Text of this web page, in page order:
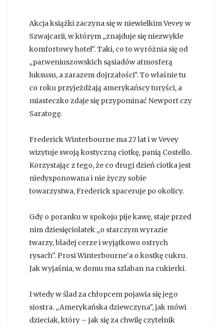
Akcja książki zaczyna się w niewielkim Vevey w
Szwajcarii, w którym „znajduje się niezwykle
komfortowy hotel". Taki, co to wyróżnia się od
„parweniuszowskich sąsiadów atmosferą
luksusu, a zarazem dojrzałości". To właśnie tu
co roku przyjeżdżają amerykańscy turyści, a
miasteczko zdaje się przypominać Newport czy
Saratogę.
Frederick Winterbourne ma 27 lat i w Vevey
wizytuje swoją kostyczną ciotkę, panią Costello.
Korzystając z tego, że co drugi dzień ciotka jest
niedysponowana i nie życzy sobie
towarzystwa, Frederick spaceruje po okolicy.
Gdy o poranku w spokoju pije kawę, staje przed
nim dziesięciolatek „o starczym wyrazie
twarzy, bladej cerze i wyjątkowo ostrych
rysach". Prosi Winterbourne’a o kostkę cukru.
Jak wyjaśnia, w domu ma szlaban na cukierki.
I wtedy w ślad za chłopcem pojawia się jego
siostra. „Amerykańska dziewczyna", jak mówi
dzieciak, który – jak się za chwilę czytelnik